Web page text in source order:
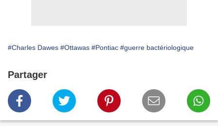
#Charles Dawes #Ottawas #Pontiac #guerre bactériologique
Partager